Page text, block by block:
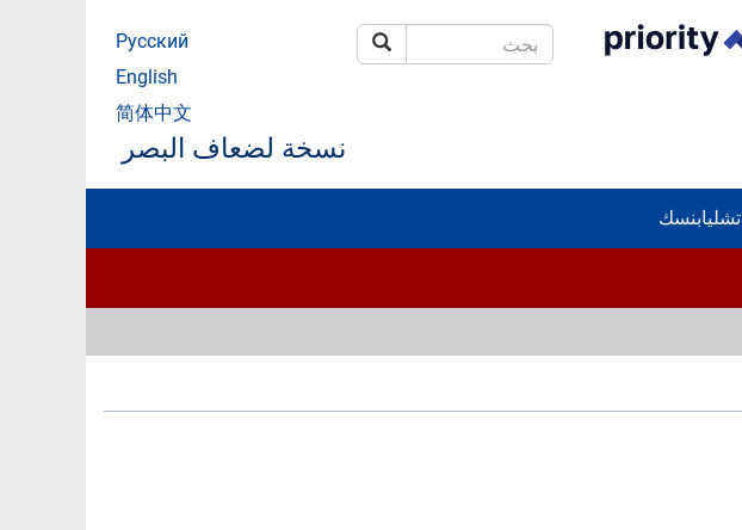
بحث
Русский
English
简体中文
نسخة لضعاف البصر
تشليابنسك